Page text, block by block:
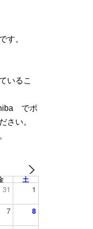
す。
いるこ
でポ
さい。
土
31 1
7 8